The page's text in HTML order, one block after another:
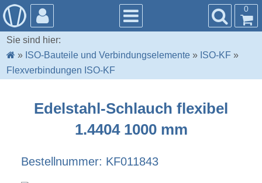
0
Sie sind hier:
» ISO-Bauteile und Verbindungselemente » ISO-KF »
Flexverbindungen ISO-KF
Edelstahl-Schlauch flexibel
1.4404 1000 mm
Bestellnummer: KF011843